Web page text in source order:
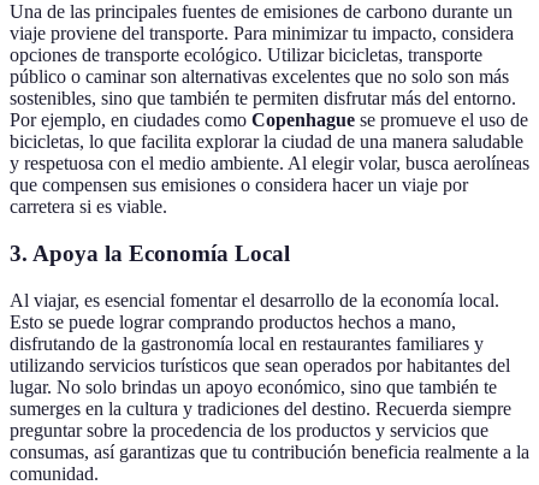
Una de las principales fuentes de emisiones de carbono durante un
viaje proviene del transporte. Para minimizar tu impacto, considera
opciones de transporte ecológico. Utilizar bicicletas, transporte
público o caminar son alternativas excelentes que no solo son más
sostenibles, sino que también te permiten disfrutar más del entorno.
Por ejemplo, en ciudades como Copenhague se promueve el uso de
bicicletas, lo que facilita explorar la ciudad de una manera saludable
y respetuosa con el medio ambiente. Al elegir volar, busca aerolíneas
que compensen sus emisiones o considera hacer un viaje por
carretera si es viable.
3. Apoya la Economía Local
Al viajar, es esencial fomentar el desarrollo de la economía local.
Esto se puede lograr comprando productos hechos a mano,
disfrutando de la gastronomía local en restaurantes familiares y
utilizando servicios turísticos que sean operados por habitantes del
lugar. No solo brindas un apoyo económico, sino que también te
sumerges en la cultura y tradiciones del destino. Recuerda siempre
preguntar sobre la procedencia de los productos y servicios que
consumas, así garantizas que tu contribución beneficia realmente a la
comunidad.